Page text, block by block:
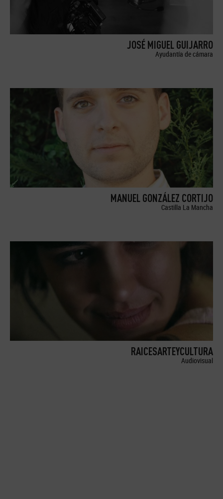
JOSÉ MIGUEL GUIJARRO
Ayudantía de cámara
MANUEL GONZÁLEZ CORTIJO
Castilla La Mancha
RAICESARTEYCULTURA
Audiovisual